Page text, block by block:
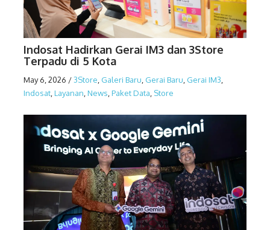
Indosat Hadirkan Gerai IM3 dan 3Store
Terpadu di 5 Kota
May 6, 2026 /3Store Galeri Baru Gerai Baru Gerai IM3
Indosat Layanan News Paket Data Store